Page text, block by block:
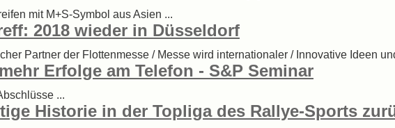
mit M+S-Symbol aus Asien ...
2018 wieder in Düsseldorf
Partner der Flottenmesse / Messe wird internationaler / Innovative Ideen
Erfolge am Telefon - S&P Seminar
...
Historie in der Topliga des Rallye-Sports